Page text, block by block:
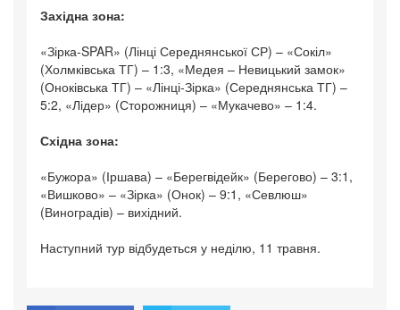
Західна зона:
«Зірка-SPAR» (Лінці Середнянської СР) – «Сокіл»
(Холмківська ТГ) – 1:3, «Медея – Невицький замок»
(Оноківська ТГ) – «Лінці-Зірка» (Середнянська ТГ) –
5:2, «Лідер» (Сторожниця) – «Мукачево» – 1:4.
Східна зона:
«Бужора» (Іршава) – «Берегвідейк» (Берегово) – 3:1,
«Вишково» – «Зірка» (Онок) – 9:1, «Севлюш»
(Виноградів) – вихідний.
Наступний тур відбудеться у неділю, 11 травня.